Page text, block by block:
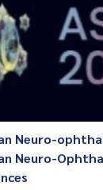
Neuro-
Neuro-